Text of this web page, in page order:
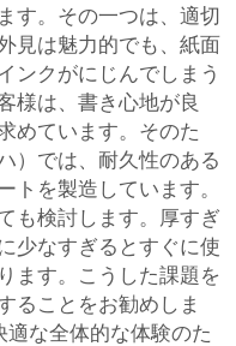
す。その一つは、適切
見は魅力的でも、紙面
ンクがにじんでしまう
様は、書き心地が良
めています。そのた
）では、耐久性のある
トを製造しています。
も検討します。厚すぎ
少なすぎるとすぐに使
ます。こうした課題を
ることをお勧めしま
適な全体的な体験のた